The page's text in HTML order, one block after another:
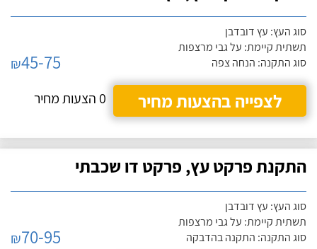
סוג העץ: עץ דובדבן
תשתית קיימת: על גבי מרצפות
סוג התקנה: הנחה צפה
₪45-75
לצפייה בהצעות מחיר
0 הצעות מחיר
התקנת פרקט עץ, פרקט דו שכבתי
סוג העץ: עץ דובדבן
תשתית קיימת: על גבי מרצפות
סוג התקנה: התקנה בהדבקה
₪70-95